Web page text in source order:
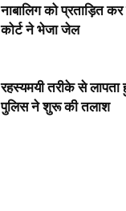
नाबालिग को प्रताड़ित
कोर्ट ने भेजा जेल
रहस्यमयी तरीके से लापता
पुलिस ने शुरू की तलाश